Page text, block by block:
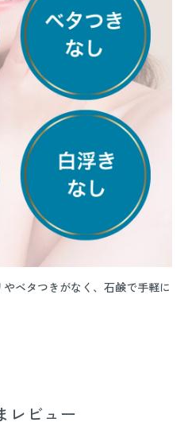
ベタつきがなく、石鹸で手軽に
レビュー